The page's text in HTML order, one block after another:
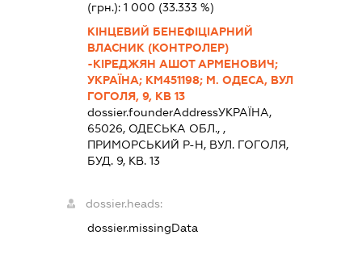
(грн.):1 000 (33.333 %)
КІНЦЕВИЙ БЕНЕФІЦІАРНИЙ
ВЛАСНИК (КОНТРОЛЕР)
-КІРЕДЖЯН АШОТ АРМЕНОВИЧ;
УКРАЇНА; КМ451198; М. ОДЕСА, ВУЛ
ГОГОЛЯ, 9, КВ 13
dossier.founderAddressУКРАЇНА,
65026, ОДЕСЬКА ОБЛ., ,
ПРИМОРСЬКИЙ Р-Н, ВУЛ. ГОГОЛЯ,
БУД. 9, КВ. 13
dossier.heads:
dossier.missingData